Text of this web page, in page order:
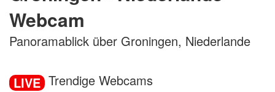
Webcam
Panoramablick über Groningen, Niederlande
LIVE Trendige Webcams